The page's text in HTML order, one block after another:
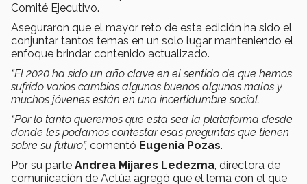
Comité Ejecutivo.
Aseguraron que el mayor reto de esta edición ha sido el
conjuntar tantos temas en un solo lugar manteniendo el
enfoque brindar contenido actualizado.
“El 2020 ha sido un año clave en el sentido de que hemos
sufrido varios cambios algunos buenos algunos malos y
muchos jóvenes están en una incertidumbre social.
“Por lo tanto queremos que esta sea la plataforma desde
donde les podamos contestar esas preguntas que tienen
sobre su futuro”, comentó Eugenia Pozas.
Por su parte Andrea Mijares Ledezma, directora de
comunicación de Actúa agregó que el lema con el que